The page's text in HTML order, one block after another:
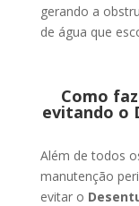
gerando a
de água que
Como
evitando o
Além de todos
manutenção
evitar o